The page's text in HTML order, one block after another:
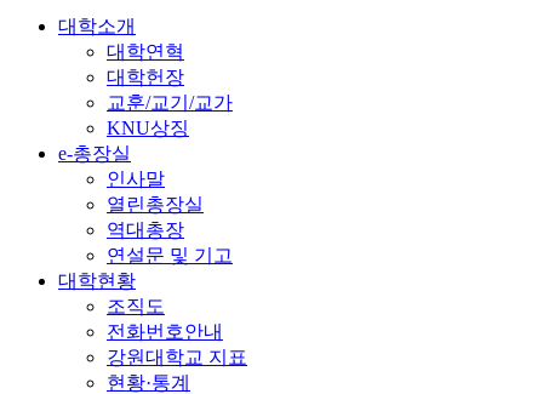
대학소개
대학연혁
대학헌장
교훈/교기/교가
KNU상징
e-총장실
인사말
열린총장실
역대총장
연설문 및 기고
대학현황
조직도
전화번호안내
강원대학교 지표
현황·통계